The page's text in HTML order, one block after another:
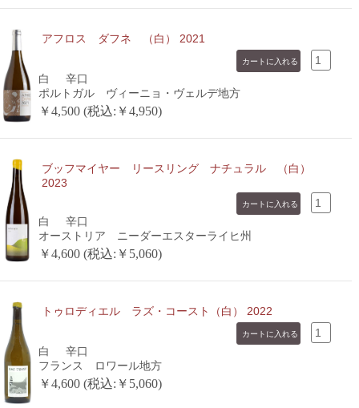
アフロス ダフネ （白） 2021
白
辛口
ポルトガル ヴィーニョ・ヴェルデ地方
￥4,500 (税込:￥4,950)
ブッフマイヤー リースリング ナチュラル （白）
2023
白
辛口
オーストリア ニーダーエスターライヒ州
￥4,600 (税込:￥5,060)
トゥロディエル ラズ・コースト（白） 2022
白
辛口
フランス ロワール地方
￥4,600 (税込:￥5,060)